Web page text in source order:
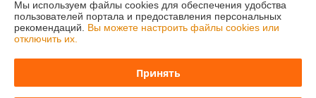
Контакты
Доставка и оплата
График работы
Мы используем файлы cookies для обеспечения удобства
пользователей портала и предоставления персональных
рекомендаций. Вы можете настроить файлы cookies или
отключить их.
Принять